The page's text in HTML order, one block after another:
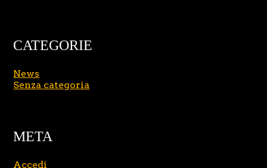
CATEGORIE
News
Senza categoria
META
Accedi